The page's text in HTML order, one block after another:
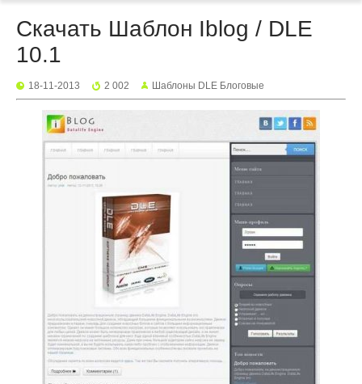
Скачать Шаблон Iblog / DLE
10.1
18-11-2013 2 002 Шаблоны DLE Блоговые